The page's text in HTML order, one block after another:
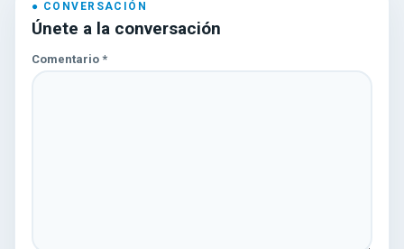
Únete a la conversación
Comentario *